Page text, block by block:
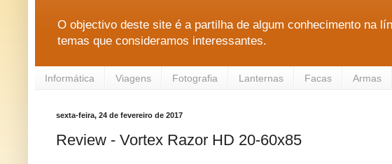
O objectivo deste site é a partilha de algum conhecimento na
temas que consideramos interessantes.
Informática Viagens Fotografia Lanternas Facas Armas
sexta-feira, 24 de fevereiro de 2017
Review - Vortex Razor HD 20-60x85